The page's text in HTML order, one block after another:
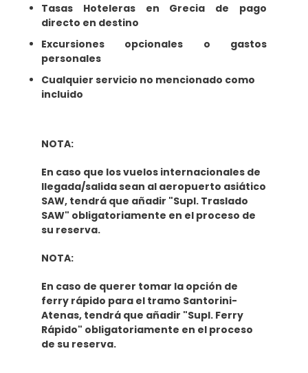
Tasas Hoteleras en Grecia de pago
directo en destino
Excursiones opcionales o gastos
personales
Cualquier servicio no mencionado como
incluido
NOTA:
En caso que los vuelos internacionales de
llegada/salida sean al aeropuerto asiático
SAW, tendrá que añadir "Supl. Traslado
SAW" obligatoriamente en el proceso de
su reserva.
NOTA:
En caso de querer tomar la opción de
ferry rápido para el tramo Santorini-
Atenas, tendrá que añadir "Supl. Ferry
Rápido" obligatoriamente en el proceso
de su reserva.